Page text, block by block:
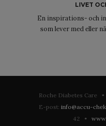
LIVET
En inspirations- och
som lever med eller
Roche Diabetes Care •
E-post: info@accu-
42 •